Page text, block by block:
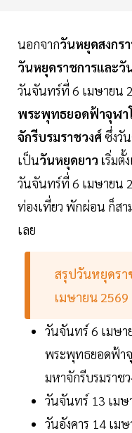
นอกจากวันหยุดสงกร
วันหยุดราชการและวั
วันจันทร์ที่ 6 เมษายน
พระพุทธยอดฟ้าจุฬา
จักรีบรมราชวงศ์ซึ่งวั
เป็นวันหยุดยาว เริ่มตั้
วันจันทร์ที่ 6 เมษายน
ท่องเที่ยว พักผ่อน ก็สา
เลย
สรุปวันหยุดรา
เมษายน 2569
วันจันทร์ 6 เมษา
พระพุทธยอดฟ้า
มหาจักรีบรมราชว
วันจันทร์ 13 เมษ
วันอังคาร 14 เม